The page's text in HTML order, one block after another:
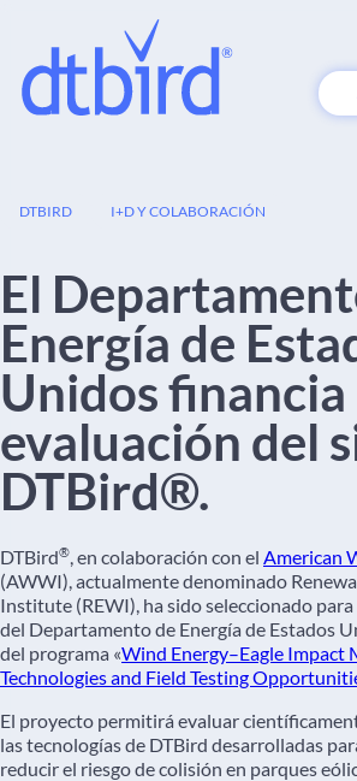
DTBIRD I+D Y COLABORACIÓN
El
Energía de
Unidos financia
evaluación del
DTBird®.
DTBird®, en colaboración con el American
(AWWI), actualmente denominado
Institute (REWI), ha sido seleccionado
del Departamento de Energía de Estados
del programa «Wind Energy–Eagle Impact
Technologies and Field Testing
El proyecto permitirá evaluar
las tecnologías de DTBird desarrolladas
reducir el riesgo de colisión en parques